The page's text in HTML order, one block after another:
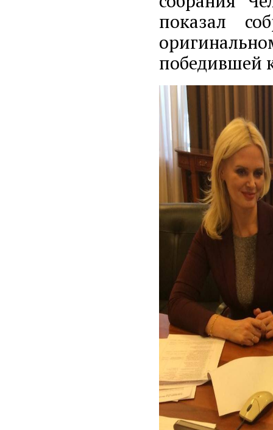
показал
победившей